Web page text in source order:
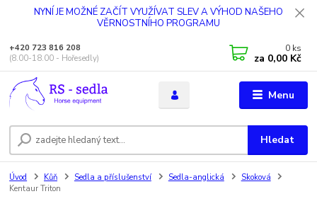
NYNÍ JE MOŽNÉ ZAČÍT VYUŽÍVAT SLEV A VÝHOD NAŠEHO
VĚRNOSTNÍHO PROGRAMU
Menu
Hledat
+420 723 816 208
(8.00-18.00 - Hořesedly)
0 ks
za 0,00 Kč
Úvod Kůň Sedla a příslušenství Sedla-anglická
Skoková
Kentaur Triton